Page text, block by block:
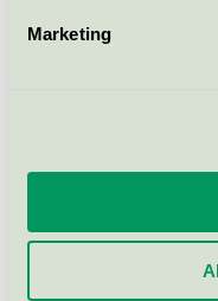
Marketing
Kupéljus
Svanen /